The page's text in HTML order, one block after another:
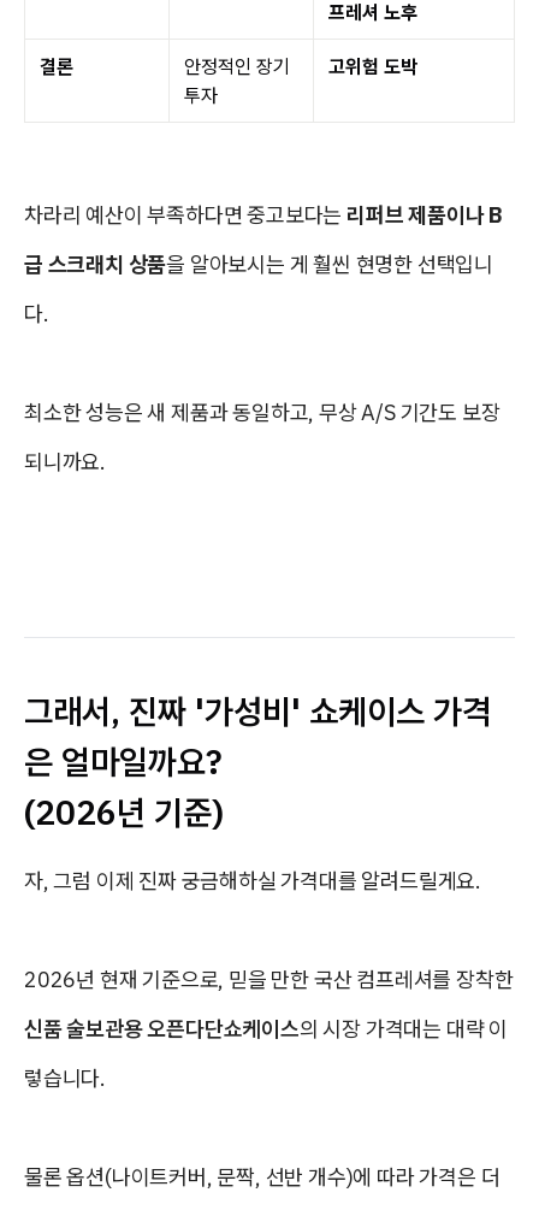
프레셔 노후
결론
안정적인 장기
투자
고위험 도박
차라리 예산이 부족하다면 중고보다는 리퍼브 제품이나 B
급 스크래치 상품을 알아보시는 게 훨씬 현명한 선택입니
다.
최소한 성능은 새 제품과 동일하고, 무상 A/S 기간도 보장
되니까요.
그래서, 진짜 '가성비' 쇼케이스 가격
은 얼마일까요?
(2026년 기준)
자, 그럼 이제 진짜 궁금해하실 가격대를 알려드릴게요.
2026년 현재 기준으로, 믿을 만한 국산 컴프레셔를 장착한
신품 술보관용 오픈다단쇼케이스의 시장 가격대는 대략 이
렇습니다.
물론 옵션(나이트커버, 문짝, 선반 개수)에 따라 가격은 더